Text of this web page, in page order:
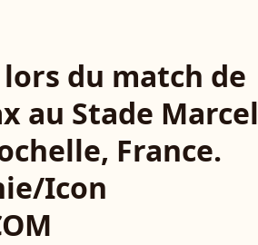
du match de
au Stade Marcel
France.
Icon